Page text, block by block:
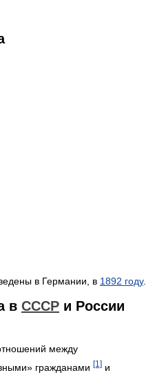
в Германии, в 1892 году.
в СССР и России
между
гражданами [1] и